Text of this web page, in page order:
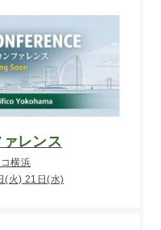
レンス
横浜
(火) 21日(水)